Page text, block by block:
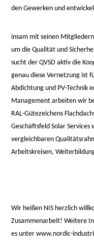
den Gewerken und
relaisvih12
insam mit seinen
um die Qualität und
sucht der QVSD aktiv die
genau diese Vernetzung ist
Abdichtung und PV-Technik
Management arbeiten wir
RAL-Gütezeichens
Geschäftsfeld Solar
vergleichbaren
Arbeitskreisen,
Wir heißen NIS herzlich
Zusammenarbeit! Weitere
es unterwww.nordic-